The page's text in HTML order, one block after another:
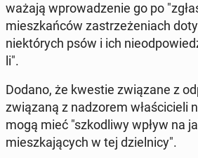
wa­ża­ją wpro­wa­dze­nie go po
miesz­kań­ców za­strze­że­niach
nie­któ­rych psów i ich
li".
Dodano, że kwestie zwią­za­ne z
zwią­za­ną z nad­zo­rem wła­ści­cie­li
mogą mieć "szko­dli­wy wpływ na
miesz­ka­ją­cych w tej dziel­ni­cy".